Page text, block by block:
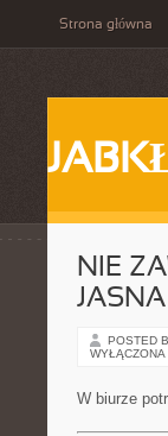
Strona główna
NIE
JASNA
POSTED
WYŁĄCZONA
W biurze